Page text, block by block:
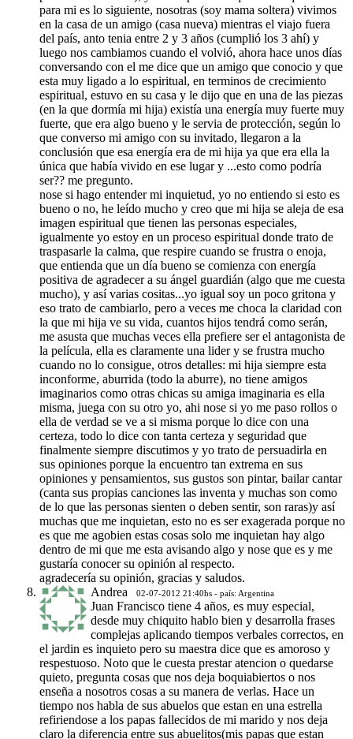
para mi es lo siguiente, nosotras (soy mama soltera) vivimos
en la casa de un amigo (casa nueva) mientras el viajo fuera
del país, anto tenia entre 2 y 3 años (cumplió los 3 ahí) y
luego nos cambiamos cuando el volvió, ahora hace unos días
conversando con el me dice que un amigo que conocio y que
esta muy ligado a lo espiritual, en terminos de crecimiento
espiritual, estuvo en su casa y le dijo que en una de las piezas
(en la que dormía mi hija) existía una energía muy fuerte muy
fuerte, que era algo bueno y le servia de protección, según lo
que converso mi amigo con su invitado, llegaron a la
conclusión que esa energía era de mi hija ya que era ella la
única que había vivido en ese lugar y ...esto como podría
ser?? me pregunto.
nose si hago entender mi inquietud, yo no entiendo si esto es
bueno o no, he leído mucho y creo que mi hija se aleja de esa
imagen espiritual que tienen las personas especiales,
igualmente yo estoy en un proceso espiritual donde trato de
traspasarle la calma, que respire cuando se frustra o enoja,
que entienda que un día bueno se comienza con energía
positiva de agradecer a su ángel guardián (algo que me cuesta
mucho), y así varias cositas...yo igual soy un poco gritona y
eso trato de cambiarlo, pero a veces me choca la claridad con
la que mi hija ve su vida, cuantos hijos tendrá como serán,
me asusta que muchas veces ella prefiere ser el antagonista de
la película, ella es claramente una lider y se frustra mucho
cuando no lo consigue, otros detalles: mi hija siempre esta
inconforme, aburrida (todo la aburre), no tiene amigos
imaginarios como otras chicas su amiga imaginaria es ella
misma, juega con su otro yo, ahi nose si yo me paso rollos o
ella de verdad se ve a si misma porque lo dice con una
certeza, todo lo dice con tanta certeza y seguridad que
finalmente siempre discutimos y yo trato de persuadirla en
sus opiniones porque la encuentro tan extrema en sus
opiniones y pensamientos, sus gustos son pintar, bailar cantar
(canta sus propias canciones las inventa y muchas son como
de lo que las personas sienten o deben sentir, son raras)y así
muchas que me inquietan, esto no es ser exagerada porque no
es que me agobien estas cosas solo me inquietan hay algo
dentro de mi que me esta avisando algo y nose que es y me
gustaría conocer su opinión al respecto.
agradecería su opinión, gracias y saludos.
Andrea
02-07-2012 21:40hs - país: Argentina
Juan Francisco tiene 4 años, es muy especial,
desde muy chiquito hablo bien y desarrolla frases
complejas aplicando tiempos verbales correctos, en
el jardin es inquieto pero su maestra dice que es amoroso y
respestuoso. Noto que le cuesta prestar atencion o quedarse
quieto, pregunta cosas que nos deja boquiabiertos o nos
enseña a nosotros cosas a su manera de verlas. Hace un
tiempo nos habla de sus abuelos que estan en una estrella
refiriendose a los papas fallecidos de mi marido y nos deja
claro la diferencia entre sus abuelitos(mis papas que estan